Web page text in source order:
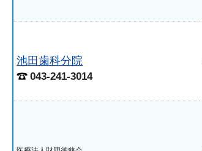
池田歯科分院
043-241-3014